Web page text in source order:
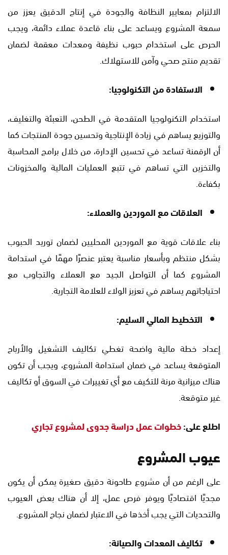
الالتزام بمعايير النظافة والجودة في إنتاج الدقيق يعزز من
سمعة المشروع ويساعد على بناء قاعدة عملاء دائمة، ويجب
الحرص على استخدام حبوب نظيفة ومعدات معقمة لضمان
تقديم منتج صحي وآمن للاستهلاك.
الاستفادة من التكنولوجيا:
استخدام التكنولوجيا المتقدمة في الطحن، التعبئة والتغليف،
والتوزيع يساهم في زيادة الإنتاجية وتحسين جودة المنتجات كما
أن الرقمنة تساعد في تحسين الإدارة، من خلال برامج المحاسبة
والتخزين التي تساهم في تتبع العمليات المالية والمخزونات
بكفاءة.
العلاقات مع الموردين والعملاء:
بناء علاقات قوية مع الموردين المحليين لضمان توريد الحبوب
بشكل منتظم وبأسعار مناسبة يعتبر عنصرًا مهمًا في استدامة
المشروع كما أن التواصل الجيد مع العملاء والتجاوب مع
احتياجاتهم يساهم في تعزيز الولاء للعلامة التجارية.
التخطيط المالي السليم:
إعداد خطة مالية واضحة تغطي تكاليف التشغيل والأرباح
المتوقعة يساعد في ضمان استدامة المشروع، ويجب أن تكون
هناك ميزانية مرنة للتكيف مع أي تغييرات في السوق أو تكاليف
غير متوقعة.
اطلع على:خطوات عمل دراسة جدوى لمشروع تجاري
عيوب المشروع
على الرغم من أن مشروع طاحونة دقيق صغيرة يمكن أن يكون
مجديًا اقتصاديًا ويوفر فرص عمل، إلا أن هناك بعض العيوب
والتحديات التي يجب أخذها في الاعتبار لضمان نجاح المشروع.
تكاليف المعدات والصيانة: